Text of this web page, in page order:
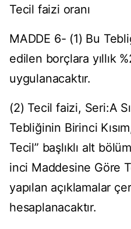
Tecil faizi oranı
MADDE 6- (1) Bu
edilen borçlara yıllık
uygulanacaktır.
(2) Tecil faizi, Seri:A
Tebliğinin Birinci
Tecil” başlıklı alt
inci Maddesine Göre
yapılan açıklamalar
hesaplanacaktır.